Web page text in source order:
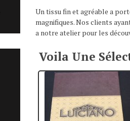
Un tissu fin et agréable a
magnifiques. Nos clients
a notre atelier pour les
Voila Une